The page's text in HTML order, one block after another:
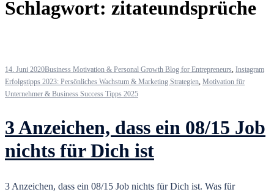
Schlagwort: zitateundsprüche
14. Juni 2020Business Motivation & Personal Growth Blog for Entrepreneurs, Instagram
Erfolgstipps 2023: Persönliches Wachstum & Marketing Strategien, Motivation für
Unternehmer & Business Success Tipps 2025
3 Anzeichen, dass ein 08/15 Job
nichts für Dich ist
3 Anzeichen, dass ein 08/15 Job nichts für Dich ist. Was für